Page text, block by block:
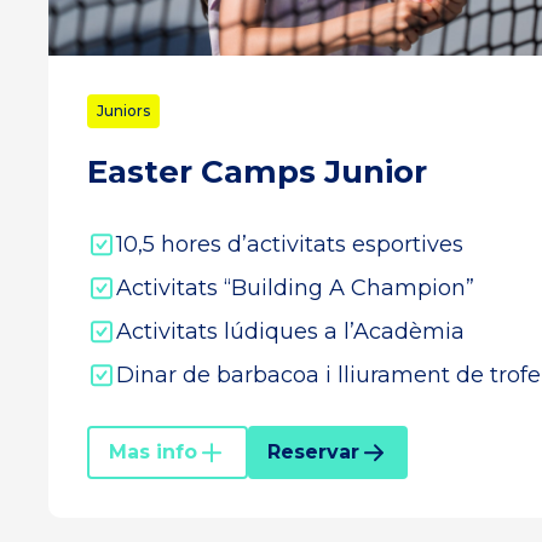
Juniors
Easter Camps Junior
10,5 hores d’activitats esportives
Activitats “Building A Champion”
Activitats lúdiques a l’Acadèmia
Dinar de barbacoa i lliurament de
Mas info Reservar